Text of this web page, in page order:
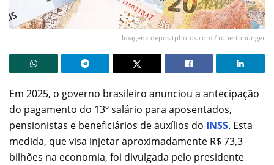
Imagem: depositphotos.com / robertohunger
Em 2025, o governo brasileiro anunciou a antecipação
do pagamento do 13º salário para aposentados,
pensionistas e beneficiários de auxílios do INSS. Esta
medida, que visa injetar aproximadamente R$ 73,3
bilhões na economia, foi divulgada pelo presidente